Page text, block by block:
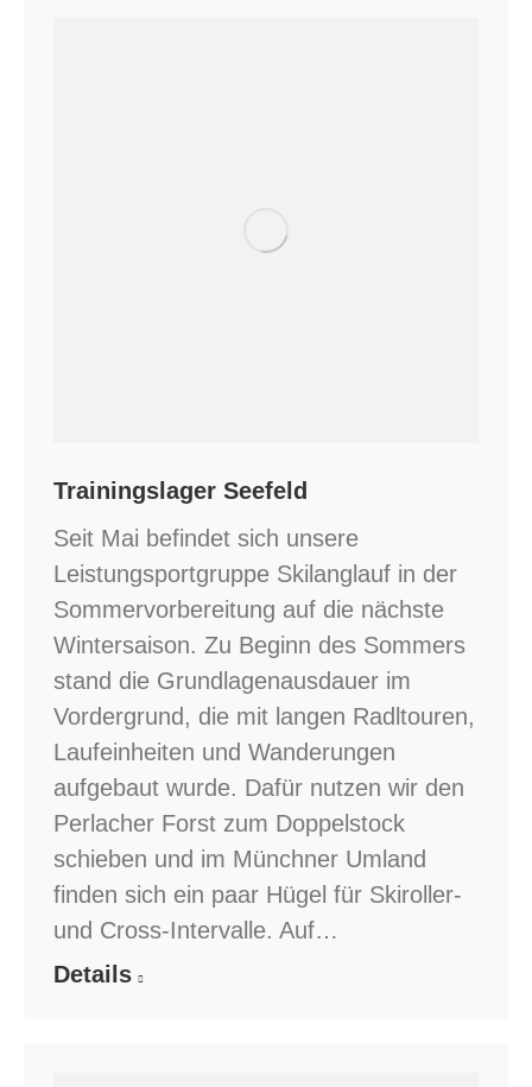
Trainingslager Seefeld
Seit Mai befindet sich unsere
Leistungsportgruppe Skilanglauf in der
Sommervorbereitung auf die nächste
Wintersaison. Zu Beginn des Sommers
stand die Grundlagenausdauer im
Vordergrund, die mit langen Radltouren,
Laufeinheiten und Wanderungen
aufgebaut wurde. Dafür nutzen wir den
Perlacher Forst zum Doppelstock
schieben und im Münchner Umland
finden sich ein paar Hügel für Skiroller-
und Cross-Intervalle. Auf…
Details